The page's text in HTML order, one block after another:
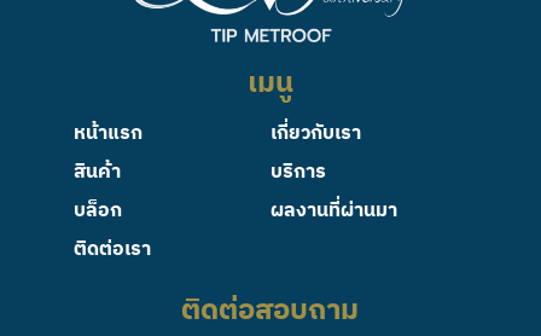
เมนู
หน้าแรก
เกี่ยวกับเรา
สินค้า
บริการ
บล็อก
ผลงานที่ผ่านมา
ติดต่อเรา
ติดต่อสอบถาม